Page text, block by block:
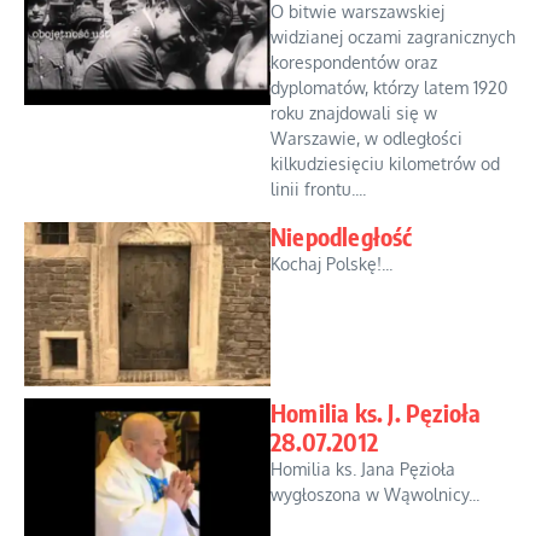
O bitwie warszawskiej
widzianej oczami zagranicznych
korespondentów oraz
dyplomatów, którzy latem 1920
roku znajdowali się w
Warszawie, w odległości
kilkudziesięciu kilometrów od
linii frontu....
Niepodległość
Kochaj Polskę!...
Homilia ks. J. Pęzioła
28.07.2012
Homilia ks. Jana Pęzioła
wygłoszona w Wąwolnicy...